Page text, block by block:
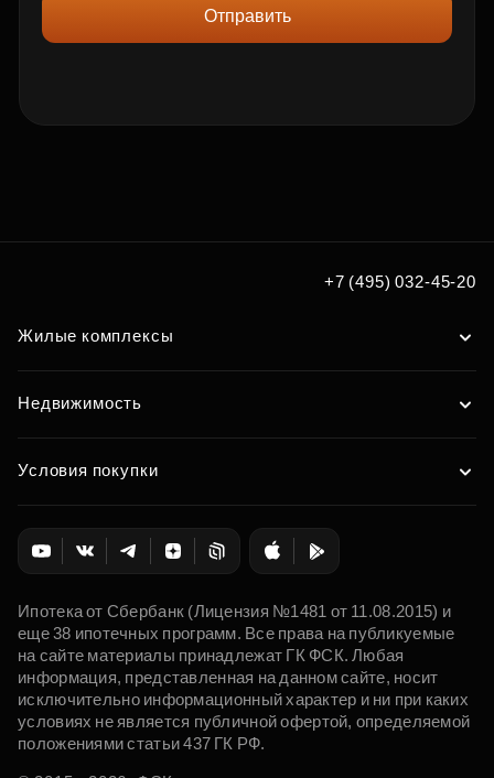
Отправить
+7 (495) 032-45-20
Жилые комплексы
Недвижимость
Условия покупки
Ипотека от Сбербанк (Лицензия №1481 от 11.08.2015) и
еще 38 ипотечных программ. Все права на публикуемые
на сайте материалы принадлежат ГК ФСК. Любая
информация, представленная на данном сайте, носит
исключительно информационный характер и ни при каких
условиях не является публичной офертой, определяемой
положениями статьи 437 ГК РФ.